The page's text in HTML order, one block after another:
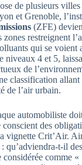
de plusieurs villes
et Grenoble,
(ZFE)
restreignent
qui se voient
niveaux 4 et 5,
de
classification
de l’air urbain.
automobiliste
des
vignette Crit’Air.
qu’adviendra-t-il
comme «